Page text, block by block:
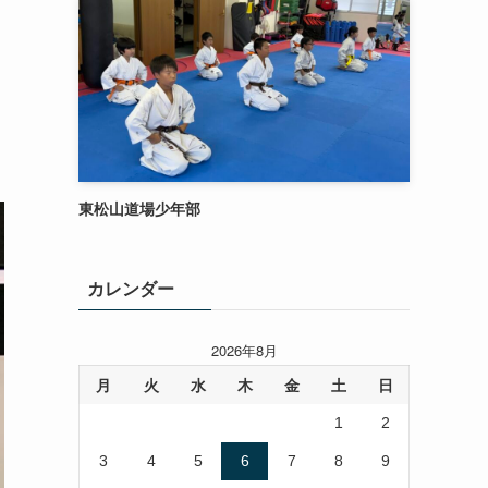
東松山道場少年部
カレンダー
2026年8月
月 火 水 木 金 土 日
1 2
3 4 5 6 7 8 9